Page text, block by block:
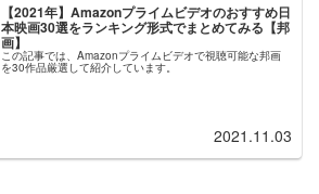
【2021年】Amazonプライムビデオのおすすめ日
本映画30選をランキング形式でまとめてみる【邦
画】
この記事では、Amazonプライムビデオで視聴可能な邦画
を30作品厳選して紹介しています。
2021.11.03